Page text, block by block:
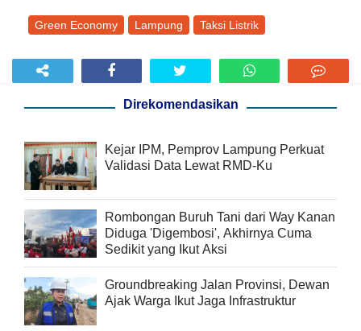
Green Economy Lampung Taksi Listrik
Direkomendasikan
Kejar IPM, Pemprov Lampung Perkuat
Validasi Data Lewat RMD-Ku
Rombongan Buruh Tani dari Way Kanan
Diduga 'Digembosi', Akhirnya Cuma
Sedikit yang Ikut Aksi
Groundbreaking Jalan Provinsi, Dewan
Ajak Warga Ikut Jaga Infrastruktur